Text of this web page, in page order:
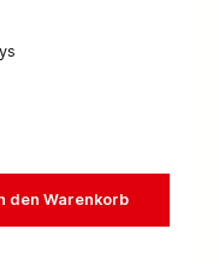
den Warenkorb